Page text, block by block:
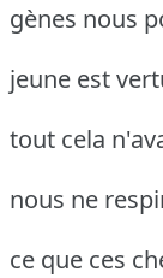
gènes nous
jeune est
tout cela
nous ne
ce que ces